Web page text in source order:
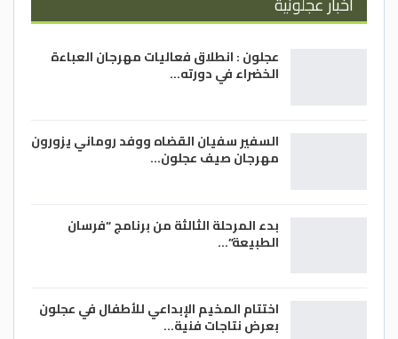
عجلون : انطلاق فعاليات مهرجان العباءة
الخضراء في دورته…
السفير سفيان القضاه ووفد روماني يزورون
مهرجان صيف عجلون…
بدء المرحلة الثالثة من برنامج “فرسان
الطبيعة”…
اختتام المخيم الإبداعي للأطفال في عجلون
بعرض نتاجات فنية…